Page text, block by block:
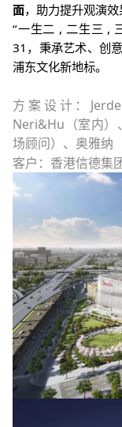
面，助力提升观演效
“一生二 , 二生三 ,
31 ，秉承艺术、创
浦东文化新地标。
方案设计： Jerde
Neri&Hu （室内）、
场顾问）、奥雅纳
客户：香港信德集